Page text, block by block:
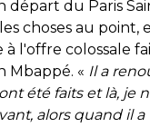
départ du Paris
choses au point,
l'offre colossale
Mbappé. « Il a
été faits et là, je
alors quand il a